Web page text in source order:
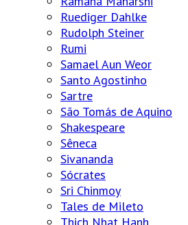
Ruediger Dahlke
Rudolph Steiner
Rumi
Samael Aun Weor
Santo Agostinho
Sartre
São Tomás de Aquino
Shakespeare
Sêneca
Sivananda
Sócrates
Sri Chinmoy
Tales de Mileto